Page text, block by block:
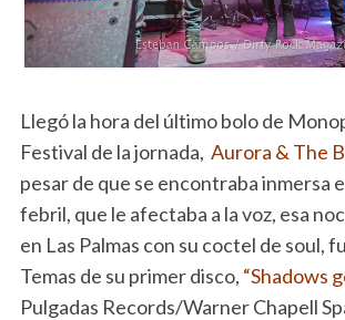
Llegó la hora del último bolo de
Festival de la jornada, Aurora & The
pesar de que se encontraba inmersa
febril, que le afectaba a la voz, esa
en Las Palmas con su coctel de soul,
Temas de su primer disco, “Shadows
Pulgadas Records/Warner Chapell